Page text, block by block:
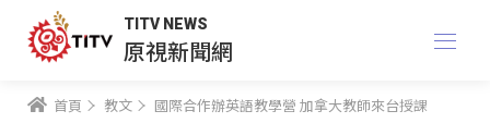
TITV NEWS
原視新聞網
首頁 教文 國際合作辦英語教學營 加拿大教師來台授課